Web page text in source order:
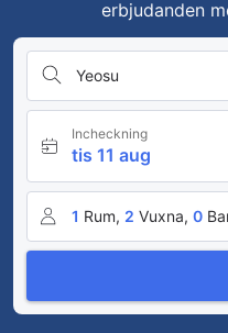
erbjudanden
Yeosu
Incheckning
tis 11 aug
1 Rum, 2 Vuxna, 0